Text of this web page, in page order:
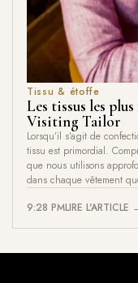
Tissu & étoffe
Les tissus les
Visiting Tailor
Lorsqu’il s’agit de
tissu est primordial.
que nous utilisons
dans chaque vêtement
9:28 PMLIRE L'ARTICLE